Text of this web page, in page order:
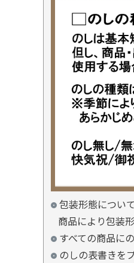
包装形態につい
商品により包装
すべての商品に
のしの表書きを